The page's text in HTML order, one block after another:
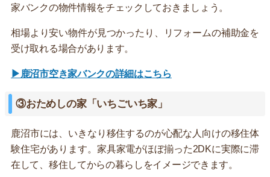
家バンクの物件情報をチェックしておきましょう。
相場より安い物件が見つかったり、リフォームの補助金を
受け取れる場合があります。
▶鹿沼市空き家バンクの詳細はこちら
③おためしの家「いちごいち家」
鹿沼市には、いきなり移住するのが心配な人向けの移住体
験住宅があります。家具家電がほぼ揃った2DKに実際に滞
在して、移住してからの暮らしをイメージできます。